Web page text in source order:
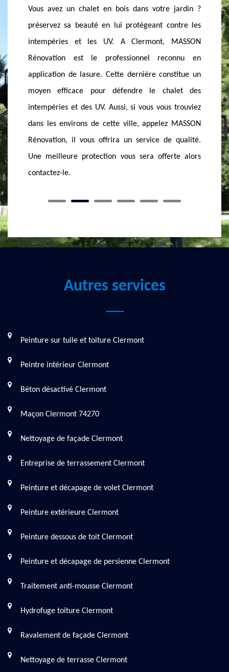
en
un
alors
en bois, alors qu’ils sont inévitables et voire même
permanent. Pour protéger efficacement votre
chalet contre ses effets néfastes, il est judicieux de
lui appliquer un produit de traitement. Etant un
professionnel de ce domaine, MASSON Rénovation
vous assure l’application d’une lasure afin
d’octroyer à votre chalet une grande résistance. Si
vous demeuriez aux environs du 74270, nous
sommes heureux de mettre à votre disposition
notre service à prix imbattable.
une
de la
votre
votre
Autres services
Peinture sur tuile et toiture Clermont
Peintre intérieur Clermont
Béton désactivé Clermont
Maçon Clermont 74270
Nettoyage de façade Clermont
Entreprise de terrassement Clermont
Peinture et décapage de volet Clermont
Peinture extérieure Clermont
Peinture dessous de toit Clermont
Peinture et décapage de persienne Clermont
Traitement anti-mousse Clermont
Hydrofuge toiture Clermont
Ravalement de façade Clermont
Nettoyage de terrasse Clermont